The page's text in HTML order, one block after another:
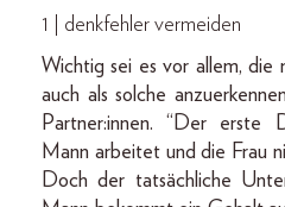
1 | denkfehler vermeiden
Wichtig sei es vor allem, die
auch als solche
Partner:innen. “Der erste
Mann arbeitet und die Frau
Doch der tatsächliche